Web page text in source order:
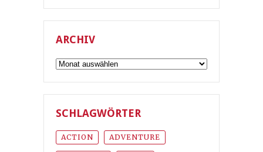
ARCHIV
Archiv
SCHLAGWÖRTER
ACTION ADVENTURE